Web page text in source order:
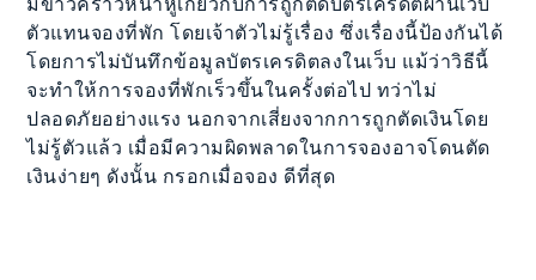
มีข่าวคราวหนาหูเกี่ยวกับการถูกตัดบัตรเครดิตผ่านเว็บ
ตัวแทนจองที่พัก โดยเจ้าตัวไม่รู้เรื่อง ซึ่งเรื่องนี้ป้องกันได้
โดยการไม่บันทึกข้อมูลบัตรเครดิตลงในเว็บ แม้ว่าวิธีนี้
จะทำให้การจองที่พักเร็วขึ้นในครั้งต่อไป ทว่าไม่
ปลอดภัยอย่างแรง นอกจากเสี่ยงจากการถูกตัดเงินโดย
ไม่รู้ตัวแล้ว เมื่อมีความผิดพลาดในการจองอาจโดนตัด
เงินง่ายๆ ดังนั้น กรอกเมื่อจอง ดีที่สุด